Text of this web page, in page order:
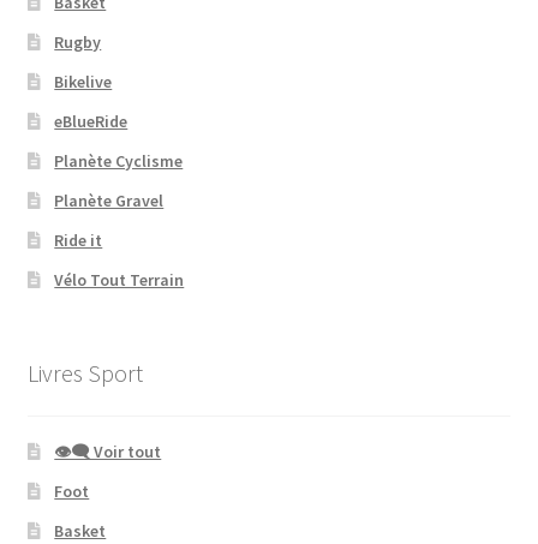
Rugby
Bikelive
eBlueRide
Planète Cyclisme
Planète Gravel
Ride it
Vélo Tout Terrain
Livres Sport
👁‍🗨 Voir tout
Foot
Basket